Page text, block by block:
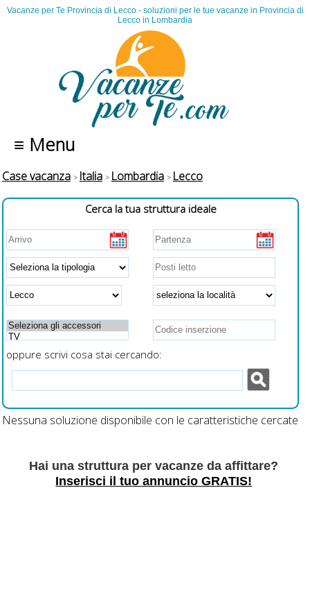
Vacanze per Te Provincia di Lecco - soluzioni per le tue vacanze in Provincia di
Lecco in Lombardia
≡ Menu
Case vacanza Italia Lombardia Lecco
Cerca la tua struttura ideale
oppure scrivi cosa stai cercando:
Nessuna soluzione disponibile con le caratteristiche cercate
Hai una struttura per vacanze da affittare?
Inserisci il tuo annuncio GRATIS!